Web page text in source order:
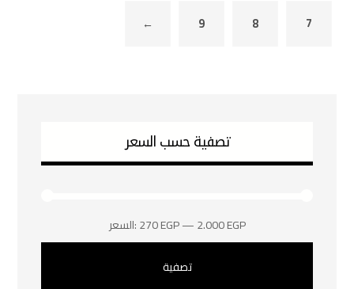
7
8
9
←
تصفية حسب السعر
تصفية
السعر:270 EGP—2.000 EGP